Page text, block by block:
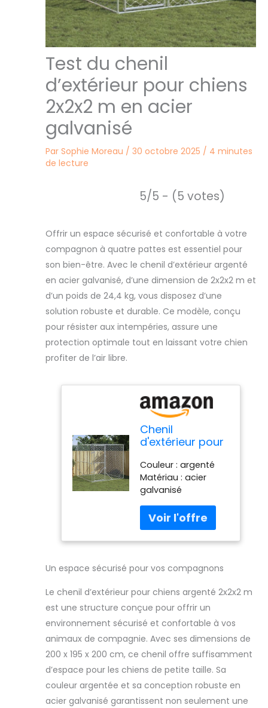
Test du chenil
d’extérieur pour chiens
2x2x2 m en acier
galvanisé
Par Sophie Moreau / 30 octobre 2025 / 4 minutes
de lecture
5/5 - (5 votes)
Offrir un espace sécurisé et confortable à votre
compagnon à quatre pattes est essentiel pour
son bien-être. Avec le chenil d’extérieur argenté
en acier galvanisé, d’une dimension de 2x2x2 m et
d’un poids de 24,4 kg, vous disposez d’une
solution robuste et durable. Ce modèle, conçu
pour résister aux intempéries, assure une
protection optimale tout en laissant votre chien
profiter de l’air libre.
Chenil
d'extérieur pour
2x2x2 m Acier
galvanisé,Niches
& enclos pour
Chiens,24.4KG-
153674
Couleur : argenté
Matériau : acier
galvanisé
2 x 2 x 2 m (L x l x H)
Dimensions
intérieures : 195 x 195
Dimensions de la
porte : 52 x 190 cm (l
x H)
Un espace sécurisé pour vos compagnons
Le chenil d’extérieur pour chiens argenté 2x2x2 m
est une structure conçue pour offrir un
environnement sécurisé et confortable à vos
animaux de compagnie. Avec ses dimensions de
200 x 195 x 200 cm, ce chenil offre suffisamment
d’espace pour les chiens de petite taille. Sa
couleur argentée et sa conception robuste en
acier galvanisé garantissent non seulement une